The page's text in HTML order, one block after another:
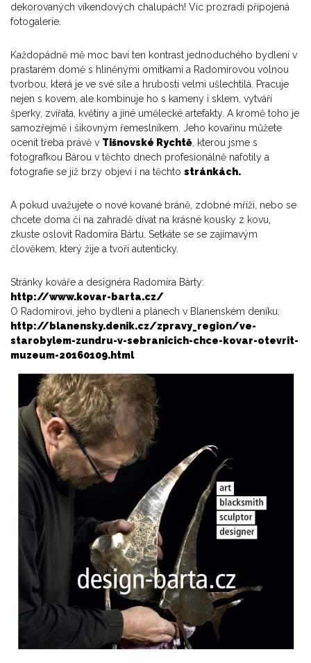
dekorovaných víkendových chalupách! Víc prozradí připojená
fotogalerie.
Každopádně mě moc baví ten kontrast jednoduchého bydlení v
prastarém domě s hliněnými omítkami a Radomírovou volnou
tvorbou, která je ve své síle a hrubosti velmi ušlechtilá. Pracuje
nejen s kovem, ale kombinuje ho s kameny i sklem, vytváří
šperky, zvířata, květiny a jiné umělecké artefakty. A kromě toho je
samozřejmě i šikovným řemeslníkem. Jeho kovařinu můžete
ocenit třeba právě v Tišnovské Rychtě , kterou jsme s
fotografkou Bárou v těchto dnech profesionálně nafotily a
fotografie se již brzy objeví i na těchto stránkách.
A pokud uvažujete o nové kované bráně, zdobné mříži, nebo se
chcete doma či na zahradě dívat na krásné kousky z kovu,
zkuste oslovit Radomíra Bártu. Setkáte se se zajímavým
člověkem, který žije a tvoří autenticky.
Stránky kováře a designéra Radomíra Bárty:
http://www.kovar-barta.cz/
O Radomírovi, jeho bydlení a plánech v Blanenském deníku:
http://blanensky.denik.cz/zpravy_region/ve-
starobylem-zundru-v-sebranicich-chce-kovar-otevrit-
muzeum-20160109.html